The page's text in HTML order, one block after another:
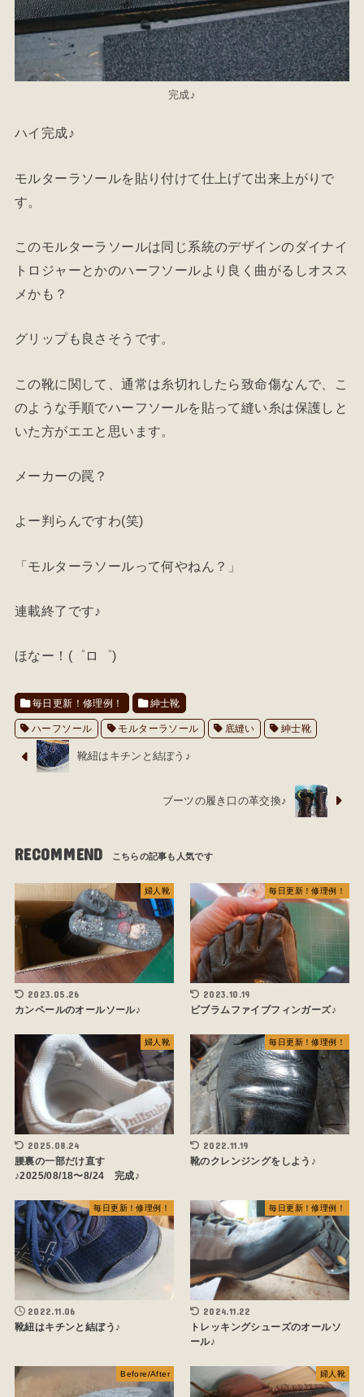
完成♪
ハイ完成♪
モルターラソールを貼り付けて仕上げて出来上がりで
す。
このモルターラソールは同じ系統のデザインのダイナイ
トロジャーとかのハーフソールより良く曲がるしオスス
メかも？
グリップも良さそうです。
この靴に関して、通常は糸切れしたら致命傷なんで、こ
のような手順でハーフソールを貼って縫い糸は保護しと
いた方がエエと思います。
メーカーの罠？
よー判らんですわ(笑)
「モルターラソールって何やねん？」
連載終了です♪
ほなー！(゜ロ゜)
毎日更新！修理例！ 紳士靴
ハーフソール モルターラソール 底縫い 紳士靴
靴紐はキチンと結ぼう♪
ブーツの履き口の革交換♪
RECOMMEND
婦人靴
2023.05.26
カンペールのオールソール♪
毎日更新！修理例！
2023.10.19
ビブラムファイブフィンガーズ♪
婦人靴
2025.08.24
腰裏の一部だけ直す
♪2025/08/18〜8/24 完成♪
毎日更新！修理例！
2022.11.19
靴のクレンジングをしよう♪
毎日更新！修理例！
2022.11.06
靴紐はキチンと結ぼう♪
毎日更新！修理例！
2024.11.22
トレッキングシューズのオールソ
ール♪
Before/After 婦人靴